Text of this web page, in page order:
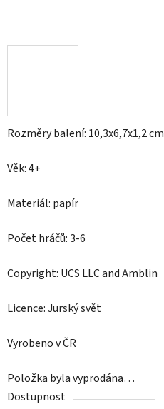
Rozměry balení: 10,3x6,7x1,2 cm
Věk: 4+
Materiál: papír
Počet hráčů: 3-6
Copyright: UCS LLC and Amblin
Licence: Jurský svět
Vyrobeno v ČR
Položka byla vyprodána…
Dostupnost